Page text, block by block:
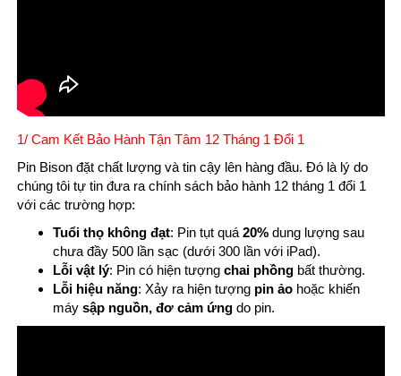
1/ Cam Kết Bảo Hành Tận Tâm 12 Tháng 1 Đổi 1
Pin Bison đặt chất lượng và tin cậy lên hàng đầu. Đó là lý do
chúng tôi tự tin đưa ra chính sách bảo hành 12 tháng 1 đổi 1
với các trường hợp:
Tuổi thọ không đạt: Pin tụt quá20%dung lượng sau
chưa đầy 500 lần sạc (dưới 300 lần với iPad).
Lỗi vật lý: Pin có hiện tượng chai phồngbất thường.
Lỗi hiệu năng: Xảy ra hiện tượng pin ảohoặc khiến
máy sập nguồn, đơ cảm ứngdo pin.